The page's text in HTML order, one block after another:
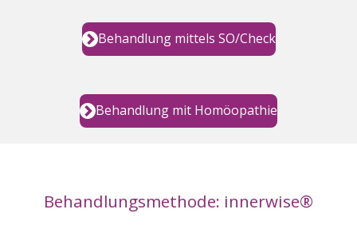
Behandlung mittels SO/Check
Behandlung mit Homöopathie
Behandlungsmethode: innerwise®